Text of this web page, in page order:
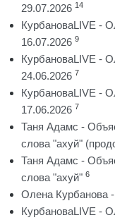
29.07.2026 14
КурбановаLIVE -
16.07.2026 9
КурбановаLIVE -
24.06.2026 7
КурбановаLIVE -
17.06.2026 7
Таня Адамс -
слова "ахуй"
Таня Адамс -
слова "ахуй" 6
Олена Курбанова
КурбановаLIVE -